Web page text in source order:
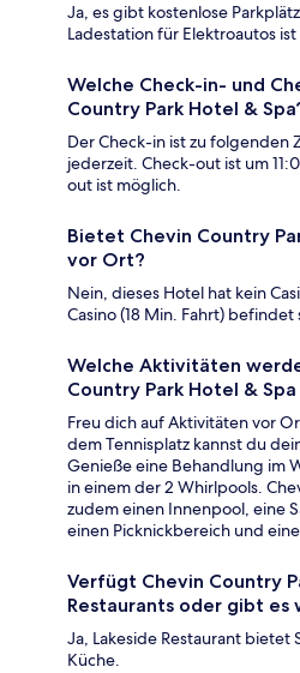
Ja, es gibt kostenlose
Ladestation für Elektroautos
Welche Check-in- und
Country Park Hotel &
Der Check-in ist zu folgenden
jederzeit. Check-out ist um
out ist möglich.
Bietet Chevin Country
vor Ort?
Nein, dieses Hotel hat kein
Casino (18 Min. Fahrt) befindet
Welche Aktivitäten
Country Park Hotel &
Freu dich auf Aktivitäten vor
dem Tennisplatz kannst du
Genieße eine Behandlung im
in einem der 2 Whirlpools.
zudem einen Innenpool, eine
einen Picknickbereich und
Verfügt Chevin Country
Restaurants oder gibt es
Ja, Lakeside Restaurant bietet
Küche.